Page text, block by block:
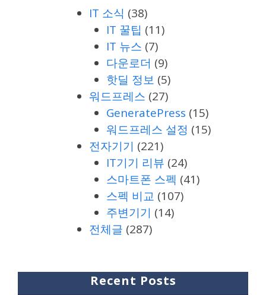
IT 소식 (38)
IT 꿀팁 (11)
IT 뉴스 (7)
다운로더 (9)
핫딜 정보 (5)
워드프레스 (27)
GeneratePress (15)
워드프레스 설정 (15)
전자기기 (221)
IT기기 리뷰 (24)
스마트폰 스펙 (41)
스펙 비교 (107)
주변기기 (14)
전체글 (287)
Recent Posts